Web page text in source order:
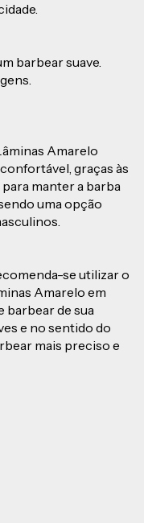
barbear suave.
Amarelo
graças às
para manter a barba
uma opção
se utilizar o
Amarelo em
barbear de sua
e no sentido do
mais preciso e